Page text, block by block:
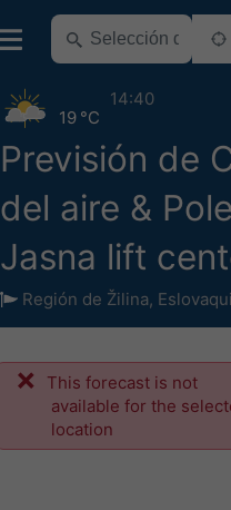
Previsión de
del aire &
Jasna lift
Región de Žilina,
19 °C
14:40
This forecast is not
available for the
location